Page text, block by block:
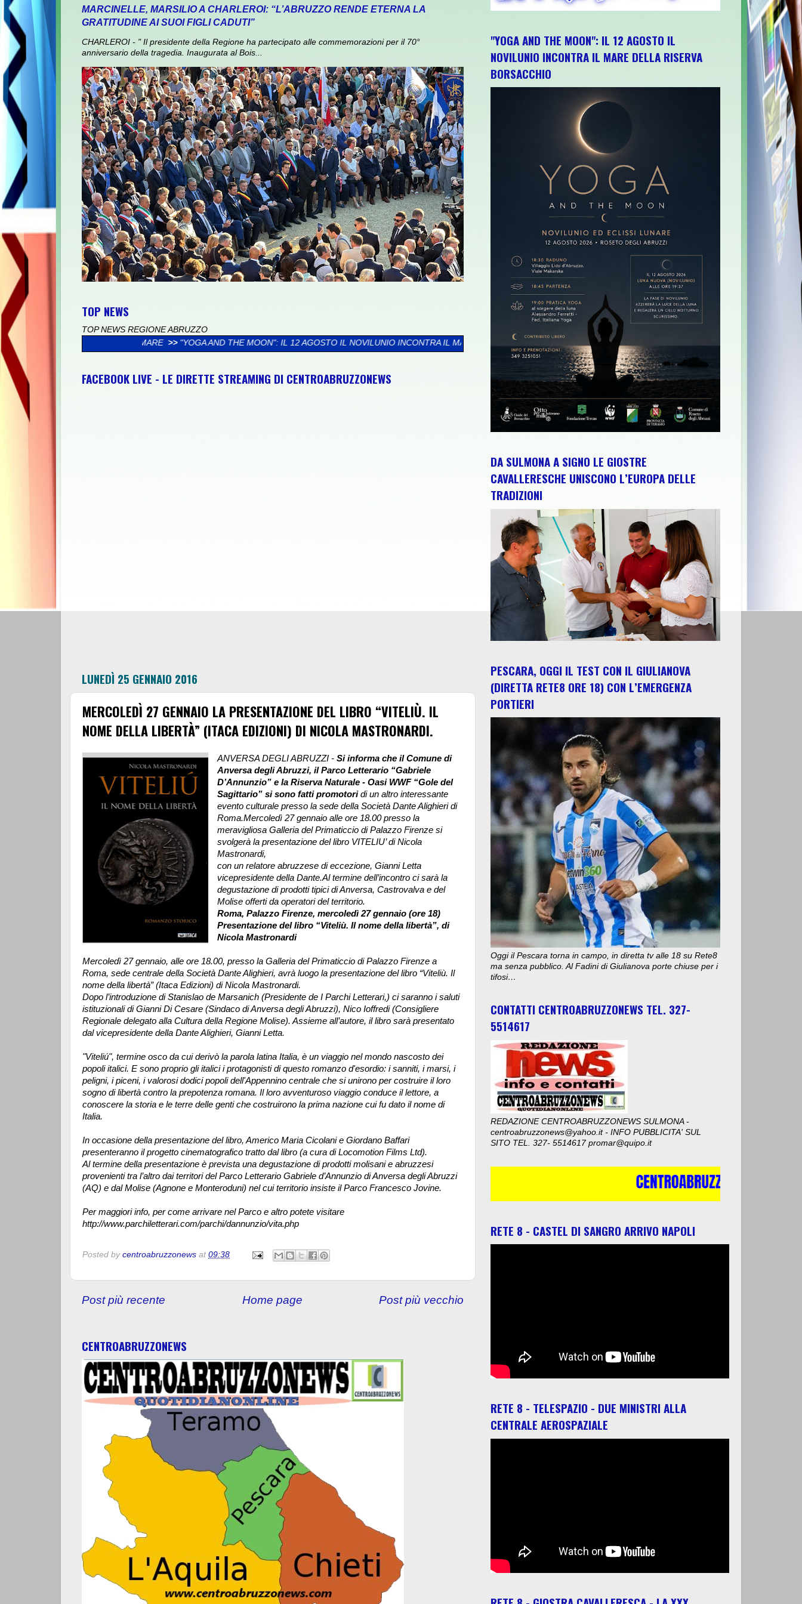
MARCINELLE, MARSILIO A CHARLEROI: “L’ABRUZZO RENDE ETERNA LA
GRATITUDINE AI SUOI FIGLI CADUTI”
CHARLEROI - " Il presidente della Regione ha partecipato alle commemorazioni per il 70°
anniversario della tragedia. Inaugurata al Bois...
TOP NEWS
TOP NEWS REGIONE ABRUZZO
AL MARE
"YOGA AND THE MOON": IL 12 AGOSTO IL NOVILUNIO INCONTRA IL MARE DELLA RISERVA BORSACCHIO >> PRESSO IL PALAZZO VALIGNANI DI TORREVECCHIA TEATINA SI
FACEBOOK LIVE - LE DIRETTE STREAMING DI CENTROABRUZZONEWS
LUNEDÌ 25 GENNAIO 2016
MERCOLEDÌ 27 GENNAIO LA PRESENTAZIONE DEL LIBRO “VITELIÙ. IL
NOME DELLA LIBERTÀ” (ITACA EDIZIONI) DI NICOLA MASTRONARDI.
ANVERSA DEGLI ABRUZZI -Si informa che il Comune di
Anversa degli Abruzzi, il Parco Letterario “Gabriele
D’Annunzio” e la Riserva Naturale - Oasi WWF “Gole del
Sagittario” si sono fatti promotoridi un altro interessante
evento culturale presso la sede della Società Dante Alighieri di
Roma.Mercoledì 27 gennaio alle ore 18.00 presso la
meravigliosa Galleria del Primaticcio di Palazzo Firenze si
svolgerà la presentazione del libro VITELIU’ di Nicola
Mastronardi,
con un relatore abruzzese di eccezione, Gianni Letta
vicepresidente della Dante.Al termine dell’incontro ci sarà la
degustazione di prodotti tipici di Anversa, Castrovalva e del
Molise offerti da operatori del territorio.
Roma, Palazzo Firenze, mercoledì 27 gennaio (ore 18)
Presentazione del libro “Viteliù. Il nome della libertà”, di
Nicola Mastronardi
Mercoledì 27 gennaio, alle ore 18.00, presso la Galleria del Primaticcio di Palazzo Firenze a
Roma, sede centrale della Società Dante Alighieri, avrà luogo la presentazione del libro “Viteliù. Il
nome della libertà” (Itaca Edizioni) di Nicola Mastronardi.
Dopo l’introduzione di Stanislao de Marsanich (Presidente de I Parchi Letterari,) ci saranno i saluti
istituzionali di Gianni Di Cesare (Sindaco di Anversa degli Abruzzi), Nico Ioffredi (Consigliere
Regionale delegato alla Cultura della Regione Molise). Assieme all’autore, il libro sarà presentato
dal vicepresidente della Dante Alighieri, Gianni Letta.
"Viteliú", termine osco da cui derivò la parola latina Italia, è un viaggio nel mondo nascosto dei
popoli italici. E sono proprio gli italici i protagonisti di questo romanzo d'esordio: i sanniti, i marsi, i
peligni, i piceni, i valorosi dodici popoli dell'Appennino centrale che si unirono per costruire il loro
sogno di libertà contro la prepotenza romana. Il loro avventuroso viaggio conduce il lettore, a
conoscere la storia e le terre delle genti che costruirono la prima nazione cui fu dato il nome di
Italia.
In occasione della presentazione del libro, Americo Maria Cicolani e Giordano Baffari
presenteranno il progetto cinematografico tratto dal libro (a cura di Locomotion Films Ltd).
Al termine della presentazione è prevista una degustazione di prodotti molisani e abruzzesi
provenienti tra l’altro dai territori del Parco Letterario Gabriele d’Annunzio di Anversa degli Abruzzi
(AQ) e dal Molise (Agnone e Monteroduni) nel cui territorio insiste il Parco Francesco Jovine.
Per maggiori info, per come arrivare nel Parco e altro potete visitare
http://www.parchiletterari.com/parchi/dannunzio/vita.php
Posted by centroabruzzonews at 09:38
Post più recente Post più vecchio
Home page
CENTROABRUZZONEWS
"YOGA AND THE MOON": IL 12 AGOSTO IL
NOVILUNIO INCONTRA IL MARE DELLA RISERVA
BORSACCHIO
DA SULMONA A SIGNO LE GIOSTRE
CAVALLERESCHE UNISCONO L’EUROPA DELLE
TRADIZIONI
PESCARA, OGGI IL TEST CON IL GIULIANOVA
(DIRETTA RETE8 ORE 18) CON L’EMERGENZA
PORTIERI
Oggi il Pescara torna in campo, in diretta tv alle 18 su Rete8
ma senza pubblico. Al Fadini di Giulianova porte chiuse per i
tifosi…
CONTATTI CENTROABRUZZONEWS TEL. 327-
5514617
REDAZIONE CENTROABRUZZONEWS SULMONA -
centroabruzzonews@yahoo.it - INFO PUBBLICITA' SUL
SITO TEL. 327- 5514617 promar@quipo.it
RETE 8 - CASTEL DI SANGRO ARRIVO NAPOLI
RETE 8 - TELESPAZIO - DUE MINISTRI ALLA
CENTRALE AEROSPAZIALE